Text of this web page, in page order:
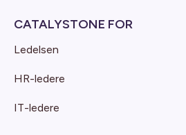
CATALYSTONE FOR
Ledelsen
HR-ledere
IT-ledere